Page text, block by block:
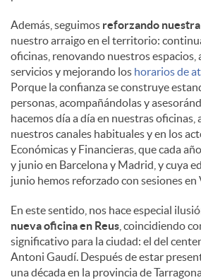
Además, seguimos reforzando
nuestro arraigo en el territorio:
oficinas, renovando nuestros
servicios y mejorando los horarios de
Porque la confianza se construye
personas, acompañándolas y
hacemos día a día en nuestras oficinas,
nuestros canales habituales y en los
Económicas y Financieras, que cada
y junio en Barcelona y Madrid, y cuya
junio hemos reforzado con sesiones en
En este sentido, nos hace especial
nueva oficina en Reus , coincidiendo
significativo para la ciudad: el del
Antoni Gaudí. Después de estar
una década en la provincia de